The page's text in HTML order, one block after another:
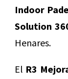
Indoor
Solution
Henares.
El R3